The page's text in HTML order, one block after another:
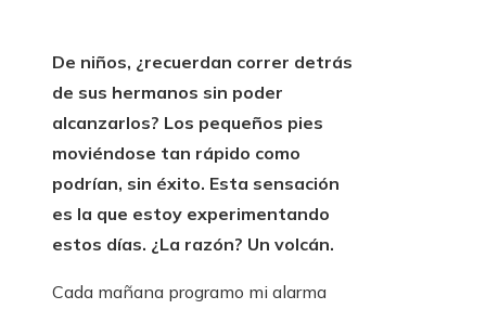
De niños, ¿recuerdan correr detrás
de sus hermanos sin poder
alcanzarlos? Los pequeños pies
moviéndose tan rápido como
podrían, sin éxito. Esta sensación
es la que estoy experimentando
estos días. ¿La razón? Un volcán.
Cada mañana programo mi alarma